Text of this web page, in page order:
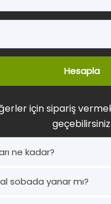
Hesapla
için sipariş
geçebilirsiniz.
ne kadar?
sobada yanar mı?